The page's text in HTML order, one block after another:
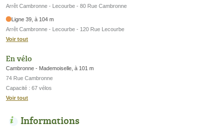
Arrêt Cambronne - Lecourbe - 80 Rue Cambronne
Ligne 39, à 104 m
Arrêt Cambronne - Lecourbe - 120 Rue Lecourbe
Voir tout
En vélo
Cambronne - Mademoiselle, à 101 m
74 Rue Cambronne
Capacité : 67 vélos
Voir tout
Informations